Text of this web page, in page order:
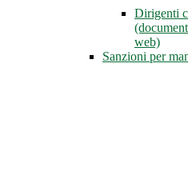
Dirigenti
web)
Sanzioni per